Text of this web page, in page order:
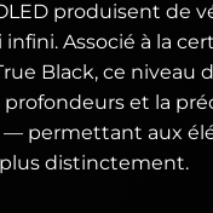
produisent de
Associé à la
Black, ce niveau
et la
— permettant aux
distinctement.